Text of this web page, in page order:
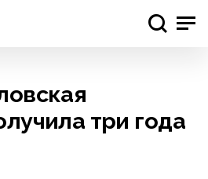
три года